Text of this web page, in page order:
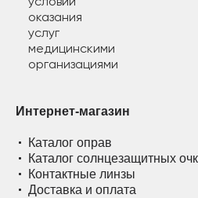
Интернет-магазин
Каталог оправ
Каталог солнцезащитных
Контактные линзы
Доставка и оплата